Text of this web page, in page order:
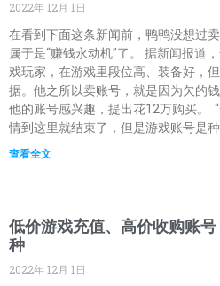
2022年 12月 1日
在看到下面这条新闻前，鸭鸭没想过
属于是“赚钱永动机”了。 据新闻报道
戏玩家，在游戏里段位高、装备好，
据。他之所以卖账号，就是因为欠的
他的账号感兴趣，提出花12万购买。
情到这里就结束了，但是游戏账号是
查看全文
低价游戏充值、高价收购账
种
2022年 12月 1日